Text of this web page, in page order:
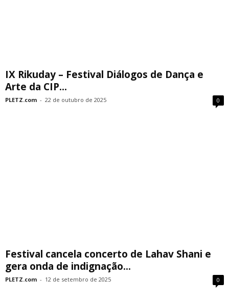
IX Rikuday – Festival Diálogos de Dança e
Arte da CIP...
PLETZ.com - 22 de outubro de 2025 0
Festival cancela concerto de Lahav Shani e
gera onda de indignação...
PLETZ.com - 12 de setembro de 2025 0